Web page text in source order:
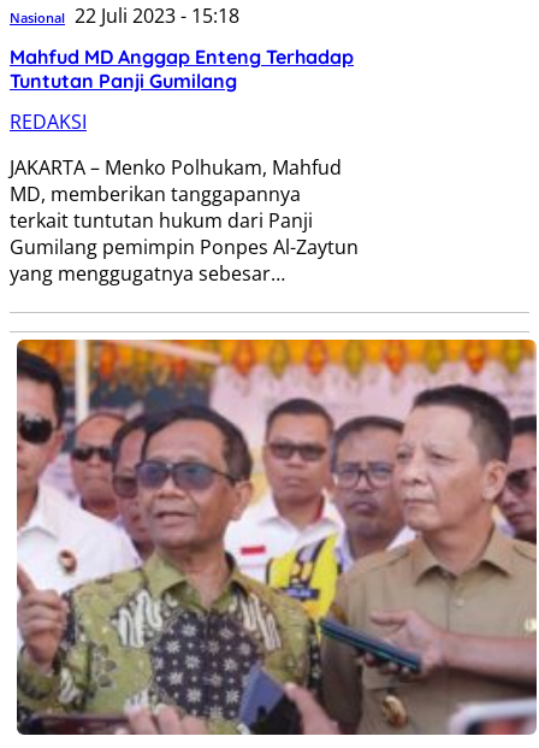
Nasional 22 Juli 2023 - 15:18
Mahfud MD Anggap Enteng Terhadap
Tuntutan Panji Gumilang
REDAKSI
JAKARTA – Menko Polhukam, Mahfud
MD, memberikan tanggapannya
terkait tuntutan hukum dari Panji
Gumilang pemimpin Ponpes Al-Zaytun
yang menggugatnya sebesar…